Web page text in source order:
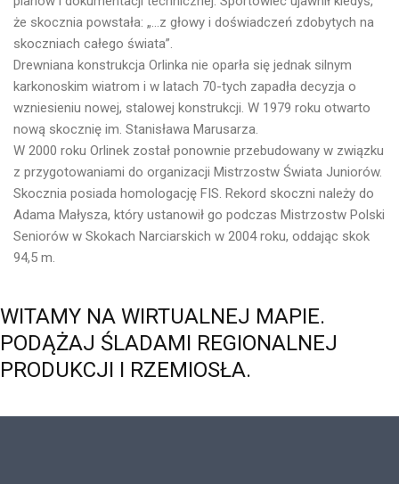
że skocznia powstała: „...z głowy i doświadczeń zdobytych na
skoczniach całego świata”.
Drewniana konstrukcja Orlinka nie oparła się jednak silnym
karkonoskim wiatrom i w latach 70-tych zapadła decyzja o
wzniesieniu nowej, stalowej konstrukcji. W 1979 roku otwarto
nową skocznię im. Stanisława Marusarza.
W 2000 roku Orlinek został ponownie przebudowany w związku
z przygotowaniami do organizacji Mistrzostw Świata Juniorów.
Skocznia posiada homologację FIS. Rekord skoczni należy do
Adama Małysza, który ustanowił go podczas Mistrzostw Polski
Seniorów w Skokach Narciarskich w 2004 roku, oddając skok
94,5 m.
WITAMY NA WIRTUALNEJ MAPIE.
PODĄŻAJ ŚLADAMI REGIONALNEJ
PRODUKCJI I RZEMIOSŁA.